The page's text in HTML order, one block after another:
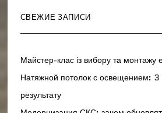
СВЕЖИЕ ЗАПИСИ
Майстер-клас із вибору та монтажу
Натяжной потолок с освещением: 3
результату